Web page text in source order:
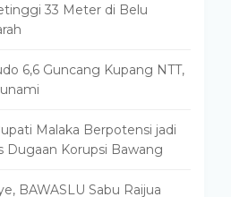
33 Meter di Belu
6,6 Guncang Kupang NTT,
Malaka Berpotensi jadi
Dugaan Korupsi Bawang
BAWASLU Sabu Raijua